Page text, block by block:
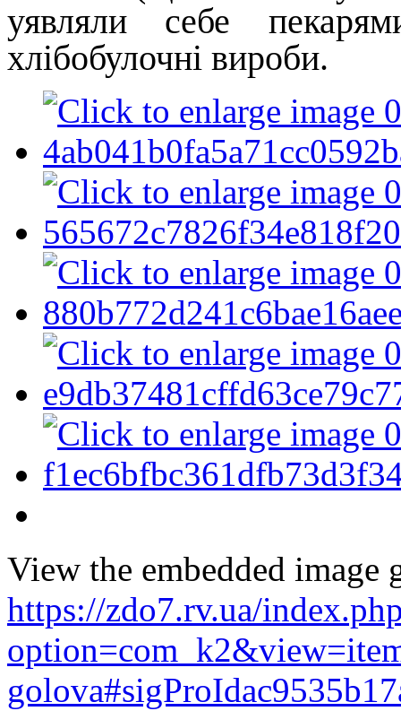
уявляли себе
хлібобулочні вироби.
View the embedded image
https://zdo7.rv.ua/